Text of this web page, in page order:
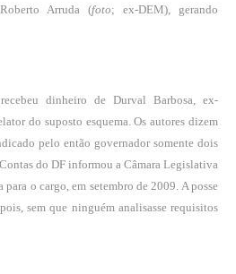
Arruda (foto; ex-DEM), gerando
dinheiro de Durval Barbosa, ex-
do suposto esquema. Os autores dizem
pelo então governador somente dois
do DF informou a Câmara Legislativa
o cargo, em setembro de 2009. A posse
sem que ninguém analisasse requisitos